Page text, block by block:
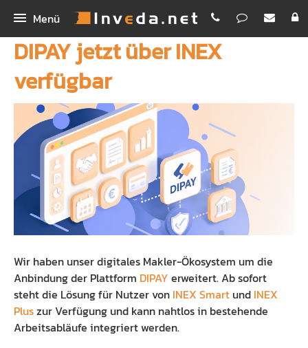
Menü
IMA
IMA+
IMASync
Kunden-App
Workshop Digitales Maklerbüro
Schnellvergleich
Digitale Antragsstrecke
Erklärvideos
INEX
Bestellen
IBePro
Homepage
Maklerhomepage Premium
Funktionen
PREMIUM E-Mail
Newsletter Dienst
Rechenhelfer
Preisliste
Unternehmen
Inveda.net GmbH
Jobs
Bilder
Praxispartner für BA
Ausbildung Fachinformatiker
DIPAY jetzt über INEX
verfügbar
Wir haben unser digitales Makler-Ökosystem um die
Anbindung der Plattform DIPAY erweitert. Ab sofort
steht die Lösung für Nutzer von INEX Smart und INEX
Pluszur Verfügung und kann nahtlos in bestehende
Arbeitsabläufe integriert werden.